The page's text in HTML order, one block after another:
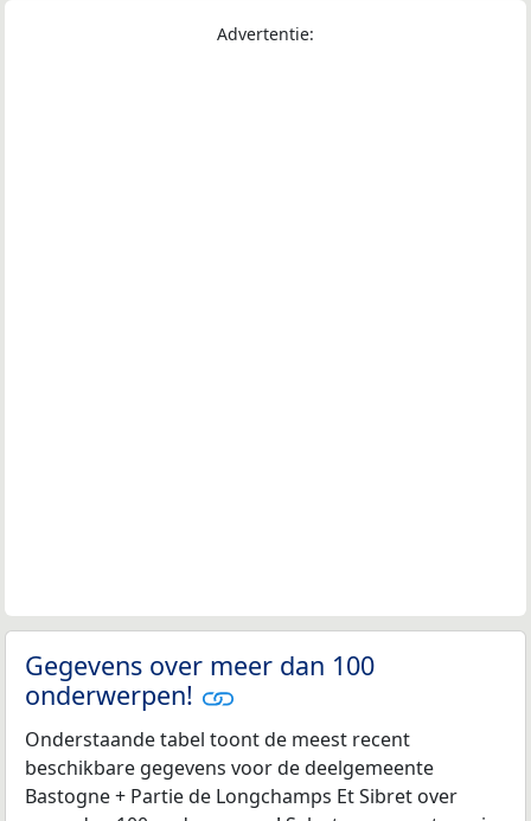
Advertentie:
Gegevens over meer dan 100
onderwerpen!
Onderstaande tabel toont de meest recent
beschikbare gegevens voor de deelgemeente
Bastogne + Partie de Longchamps Et Sibret over